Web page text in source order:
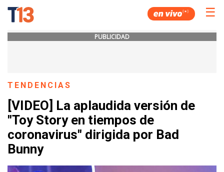
☰
PUBLICIDAD
TENDENCIAS
[VIDEO] La aplaudida versión de
"Toy Story en tiempos de
coronavirus" dirigida por Bad
Bunny